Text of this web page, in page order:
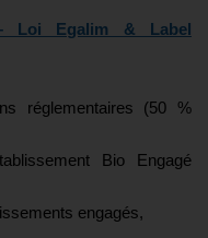
Loi Egalim & Label
réglementaires (50 %
Bio Engagé
engagés,